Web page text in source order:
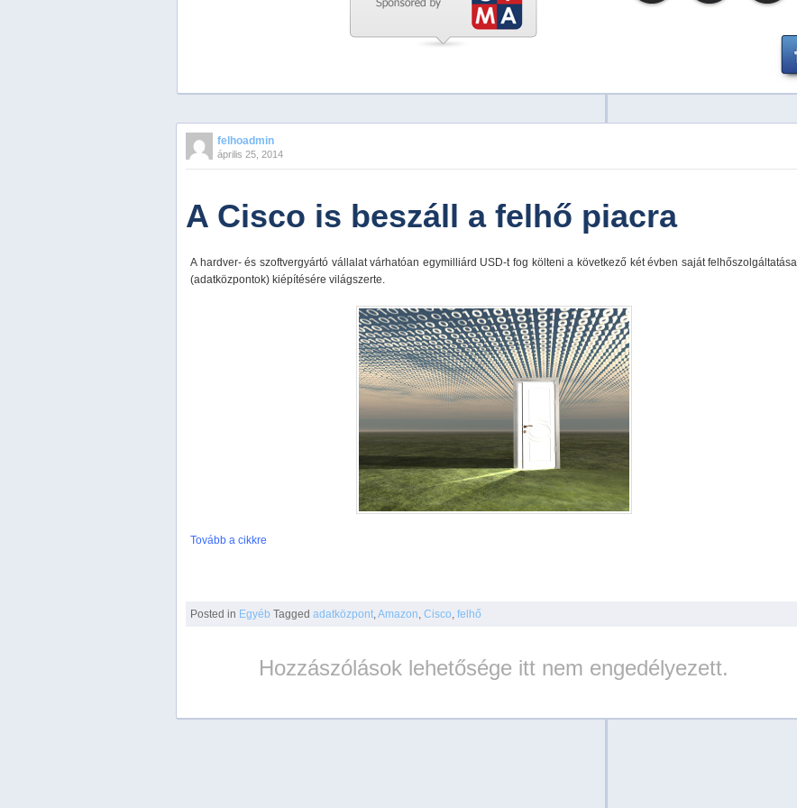
PreviousNextStop
2
felhoadmin
április 25, 2014
A Cisco is beszáll a felhő piacra
A hardver- és szoftvergyártó vállalat várhatóan egymilliárd USD-t fog költeni a következő két évben saját felhőszolgáltatása
(adatközpontok) kiépítésére világszerte.
Tovább a cikkre
Posted in Egyéb Tagged adatközpont Amazon Cisco felhő
Hozzászólások lehetősége itt nem engedélyezett.